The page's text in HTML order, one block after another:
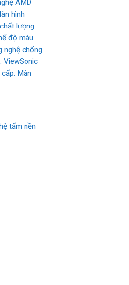
AMD
hình
lượng
độ màu
nghệ chống
ViewSonic
Màn
tấm nền